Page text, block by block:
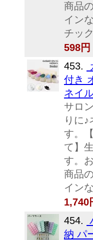
商品
イン
チッ
598円
453.
付き
ネイ
サロ
りに
す。
て】
す。
商品
イン
1,740
454.
納 パ